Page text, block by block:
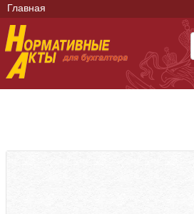
Главная